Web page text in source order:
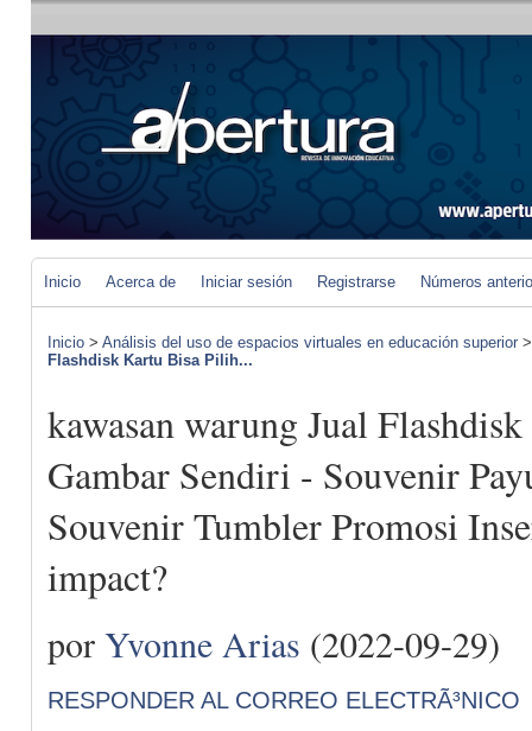
Inicio Acerca de Iniciar sesión Registrarse Números
Inicio > Análisis del uso de espacios virtuales en educación superior
Flashdisk Kartu Bisa Pilih...
kawasan warung Jual
Gambar Sendiri - Souvenir
Souvenir Tumbler Promosi
impact?
por Yvonne Arias (2022-09-29)
RESPONDER AL CORREO ELECTRÃ³NICO